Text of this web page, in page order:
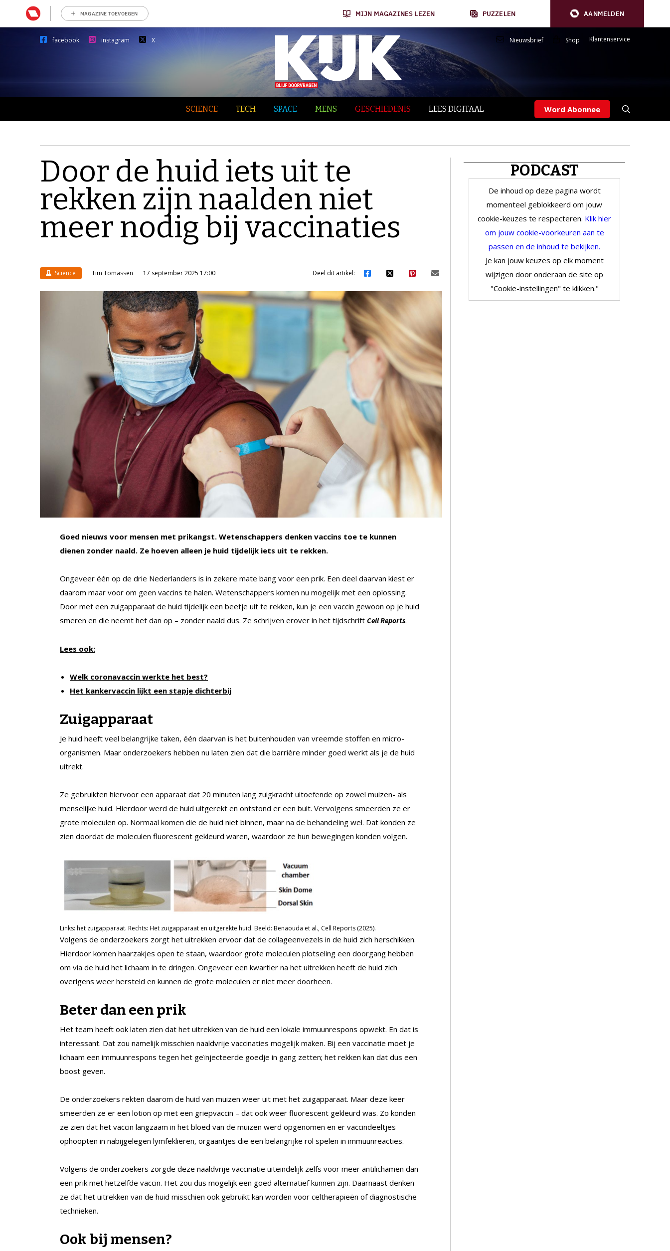
MAGAZINE TOEVOEGEN MIJN MAGAZINES LEZEN PUZZELEN AANMELDEN
facebook instagram X Nieuwsbrief Shop Klantenservice
SCIENCE TECH SPACE MENS GESCHIEDENIS LEES DIGITAAL Word Abonnee
Door de huid iets uit te
rekken zijn naalden niet
meer nodig bij vaccinaties
Science Tim Tomassen 17 september 2025 17:00 Deel dit artikel:
Goed nieuws voor mensen met prikangst. Wetenschappers denken vaccins toe te kunnen
dienen zonder naald. Ze hoeven alleen je huid tijdelijk iets uit te rekken.
Ongeveer één op de drie Nederlanders is in zekere mate bang voor een prik. Een deel daarvan kiest er
daarom maar voor om geen vaccins te halen. Wetenschappers komen nu mogelijk met een oplossing.
Door met een zuigapparaat de huid tijdelijk een beetje uit te rekken, kun je een vaccin gewoon op je huid
smeren en die neemt het dan op – zonder naald dus. Ze schrijven erover in het tijdschrift Cell Reports.
Lees ook:
Welk coronavaccin werkte het best?
Het kankervaccin lijkt een stapje dichterbij
Zuigapparaat
Je huid heeft veel belangrijke taken, één daarvan is het buitenhouden van vreemde stoffen en micro-
organismen. Maar onderzoekers hebben nu laten zien dat die barrière minder goed werkt als je de huid
uitrekt.
Ze gebruikten hiervoor een apparaat dat 20 minuten lang zuigkracht uitoefende op zowel muizen- als
menselijke huid. Hierdoor werd de huid uitgerekt en ontstond er een bult. Vervolgens smeerden ze er
grote moleculen op. Normaal komen die de huid niet binnen, maar na de behandeling wel. Dat konden ze
zien doordat de moleculen fluorescent gekleurd waren, waardoor ze hun bewegingen konden volgen.
Links: het zuigapparaat. Rechts: Het zuigapparaat en uitgerekte huid. Beeld: Benaouda et al., Cell Reports (2025).
Volgens de onderzoekers zorgt het uitrekken ervoor dat de collageenvezels in de huid zich herschikken.
Hierdoor komen haarzakjes open te staan, waardoor grote moleculen plotseling een doorgang hebben
om via de huid het lichaam in te dringen. Ongeveer een kwartier na het uitrekken heeft de huid zich
overigens weer hersteld en kunnen de grote moleculen er niet meer doorheen.
Beter dan een prik
Het team heeft ook laten zien dat het uitrekken van de huid een lokale immuunrespons opwekt. En dat is
interessant. Dat zou namelijk misschien naaldvrije vaccinaties mogelijk maken. Bij een vaccinatie moet je
lichaam een immuunrespons tegen het geïnjecteerde goedje in gang zetten; het rekken kan dat dus een
boost geven.
De onderzoekers rekten daarom de huid van muizen weer uit met het zuigapparaat. Maar deze keer
smeerden ze er een lotion op met een griepvaccin – dat ook weer fluorescent gekleurd was. Zo konden
ze zien dat het vaccin langzaam in het bloed van de muizen werd opgenomen en er vaccindeeltjes
ophoopten in nabijgelegen lymfeklieren, orgaantjes die een belangrijke rol spelen in immuunreacties.
Volgens de onderzoekers zorgde deze naaldvrije vaccinatie uiteindelijk zelfs voor meer antilichamen dan
een prik met hetzelfde vaccin. Het zou dus mogelijk een goed alternatief kunnen zijn. Daarnaast denken
ze dat het uitrekken van de huid misschien ook gebruikt kan worden voor celtherapieën of diagnostische
technieken.
Ook bij mensen?
PODCAST
De inhoud op deze pagina wordt
momenteel geblokkeerd om jouw
cookie-keuzes te respecteren. Klik hier
om jouw cookie-voorkeuren aan te
passen en de inhoud te bekijken.
Je kan jouw keuzes op elk moment
wijzigen door onderaan de site op
"Cookie-instellingen" te klikken."